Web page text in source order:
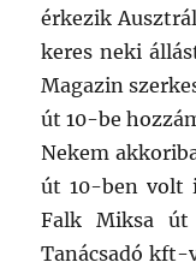
érkezik
keres neki
Magazin
út 10-be
Nekem
út 10-ben volt
Falk Miksa út
Tanácsadó kft-